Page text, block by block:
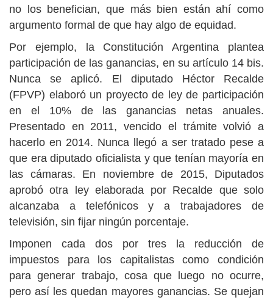
no los benefician, que más bien están ahí como
argumento formal de que hay algo de equidad.
Por ejemplo, la Constitución Argentina plantea
participación de las ganancias, en su artículo 14 bis.
Nunca se aplicó. El diputado Héctor Recalde
(FPVP) elaboró un proyecto de ley de participación
en el 10% de las ganancias netas anuales.
Presentado en 2011, vencido el trámite volvió a
hacerlo en 2014. Nunca llegó a ser tratado pese a
que era diputado oficialista y que tenían mayoría en
las cámaras. En noviembre de 2015, Diputados
aprobó otra ley elaborada por Recalde que solo
alcanzaba a telefónicos y a trabajadores de
televisión, sin fijar ningún porcentaje.
Imponen cada dos por tres la reducción de
impuestos para los capitalistas como condición
para generar trabajo, cosa que luego no ocurre,
pero así les quedan mayores ganancias. Se quejan